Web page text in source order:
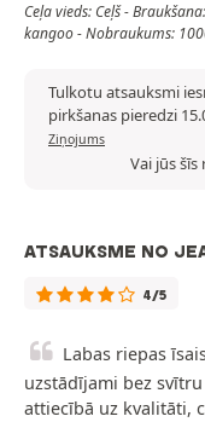
Ceļa vieds: Ceļš -
kangoo - Nobraukums:
Tulkotu atsauksmi
pirkšanas pieredzi
Ziņojums
Vai jūs
ATSAUKSME NO
4/5
Labas riepas
uzstādījami bez
attiecībā uz kvalitāti,